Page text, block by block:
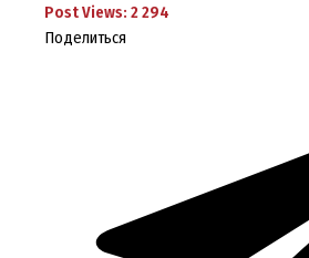
Post Views: 2 294
Поделиться